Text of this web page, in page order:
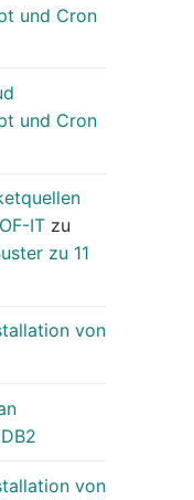
und Cron
und Cron
IT zu
zu 11
von
von